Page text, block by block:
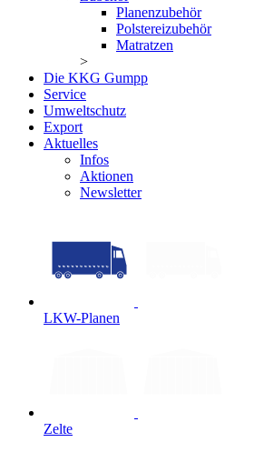
Planenzubehör
Polstereizubehör
Matratzen
>
Die KKG Gumpp
Service
Umweltschutz
Export
Aktuelles
Infos
Aktionen
Newsletter
LKW-Planen
Zelte